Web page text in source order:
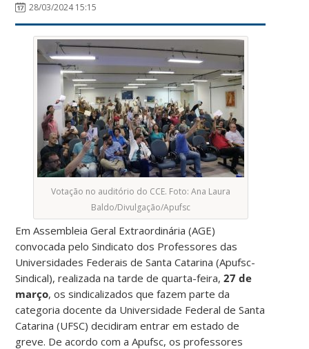
28/03/2024 15:15
Votação no auditório do CCE. Foto: Ana Laura
Baldo/Divulgação/Apufsc
Em Assembleia Geral Extraordinária (AGE)
convocada pelo Sindicato dos Professores das
Universidades Federais de Santa Catarina (Apufsc-
Sindical), realizada na tarde de quarta-feira,27 de
março, os sindicalizados que fazem parte da
categoria docente da Universidade Federal de Santa
Catarina (UFSC) decidiram entrar em estado de
greve. De acordo com a Apufsc, os professores